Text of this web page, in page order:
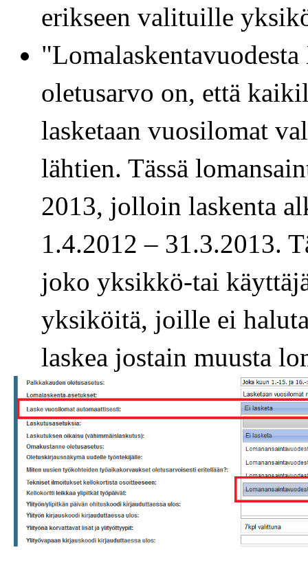
erikseen valituille
oletusarvo on, että
lasketaan vuosilomat
lähtien. Tässä
2013, jolloin laskenta
1.4.2012 – 31.3.2013.
joko yksikkö-tai
yksiköitä, joille ei
laskea jostain muusta